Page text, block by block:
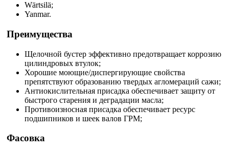
Wärtsilä;
Yanmar.
Преимущества
Щелочной бустер эффективно предотвращает коррозию
цилиндровых втулок;
Хорошие моющие/диспергирующие свойства
препятствуют образованию твердых агломераций сажи;
Антиокислительная присадка обеспечивает защиту от
быстрого старения и деградации масла;
Противоизносная присадка обеспечивает ресурс
подшипников и шеек валов ГРМ;
Фасовка